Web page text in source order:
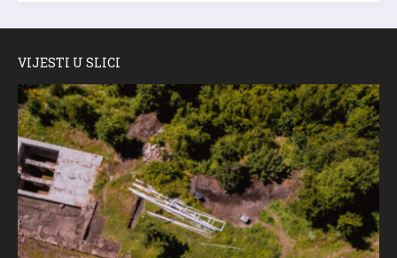
VIJESTI U SLICI